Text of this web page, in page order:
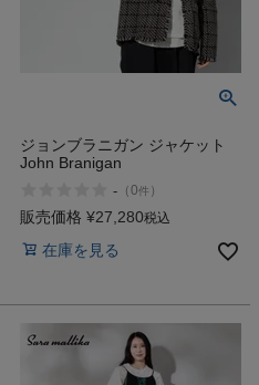
ジョンブラニガン ジャケット
John Branigan
- （0件 ）
販売価格 ¥27,280税込
在庫を見る